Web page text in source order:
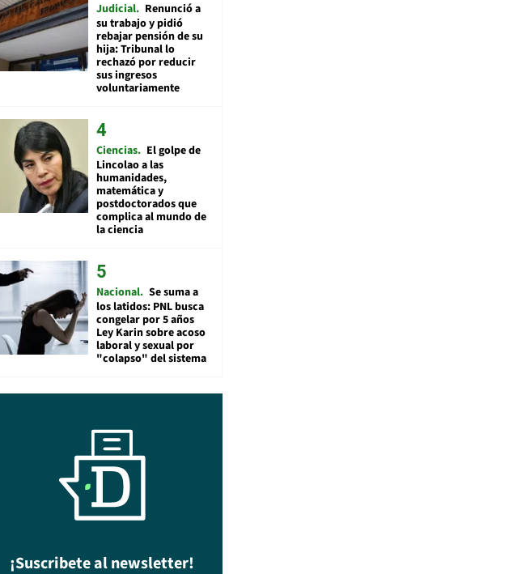
Judicial Renunció a
su trabajo y pidió
rebajar pensión de su
hija: Tribunal lo
rechazó por reducir
sus ingresos
voluntariamente
Ciencias El golpe de
Lincolao a las
humanidades,
matemática y
postdoctorados que
complica al mundo de
la ciencia
Nacional Se suma a
los latidos: PNL busca
congelar por 5 años
Ley Karin sobre acoso
laboral y sexual por
"colapso" del sistema
¡Suscribete al newsletter!